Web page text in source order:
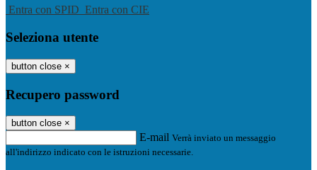
Entra con SPID Entra con CIE
Seleziona utente
button close ×
Recupero password
button close ×
E-mail Verrà inviato un messaggio
all'indirizzo indicato con le istruzioni necessarie.